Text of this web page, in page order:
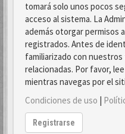
tomará solo unos pocos
acceso al sistema. La
además otorgar permisos
registrados. Antes de
familiarizado con
relacionadas. Por favor,
mientras navegas por el
Condiciones de uso |
Registrarse